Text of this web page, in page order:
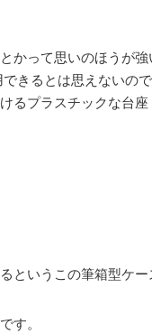
かって思いのほうが強
きるとは思えないの
るプラスチックな台座
というこの筆箱型ケー
す。